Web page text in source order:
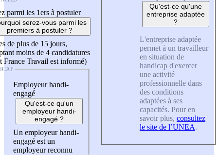
parmi les 1ers à postuler
serez-vous parmi les
premiers à postuler ?
de plus de 15 jours,
moins de 4 candidatures
France Travail est informé)
Employeur handi-
engagé
Qu'est-ce qu'un
employeur handi-
engagé ?
Un employeur handi-
engagé est un
employeur reconnu
Qu'est-ce qu'une
entreprise adaptée
?
L'entreprise adaptée
permet à un travailleur
en situation de
handicap d'exercer
une activité
professionnelle dans
des conditions
adaptées à ses
capacités. Pour en
savoir plus, consultez
le site de l’UNEA.